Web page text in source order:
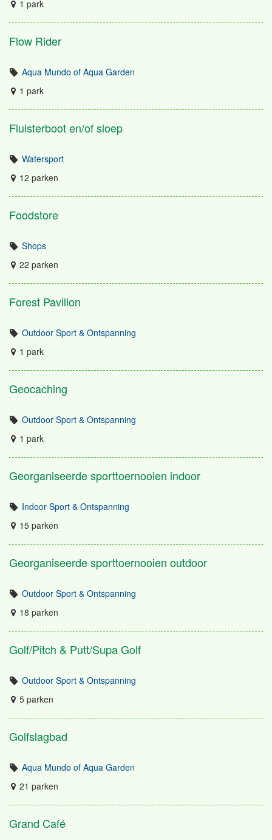
1 park
Flow Rider
Aqua Mundo of Aqua Garden
1 park
Fluisterboot en/of sloep
Watersport
12 parken
Foodstore
Shops
22 parken
Forest Pavilion
Outdoor Sport & Ontspanning
1 park
Geocaching
Outdoor Sport & Ontspanning
1 park
Georganiseerde sporttoernooien indoor
Indoor Sport & Ontspanning
15 parken
Georganiseerde sporttoernooien outdoor
Outdoor Sport & Ontspanning
18 parken
Golf/Pitch & Putt/Supa Golf
Outdoor Sport & Ontspanning
5 parken
Golfslagbad
Aqua Mundo of Aqua Garden
21 parken
Grand Café